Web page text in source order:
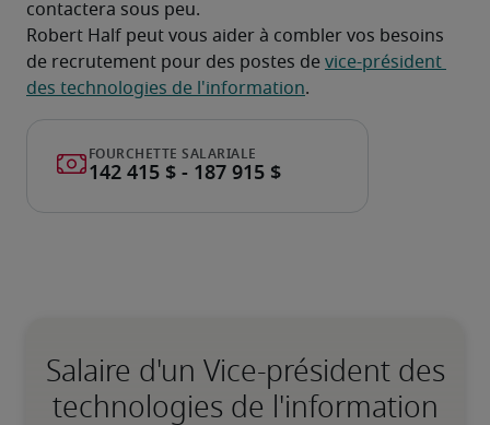
contactera sous peu.
Robert Half peut vous aider à combler vos besoins
de recrutement pour des postes de vice-président
des technologies de l'information.
Salaire d'un Vice-président des
technologies de l'information